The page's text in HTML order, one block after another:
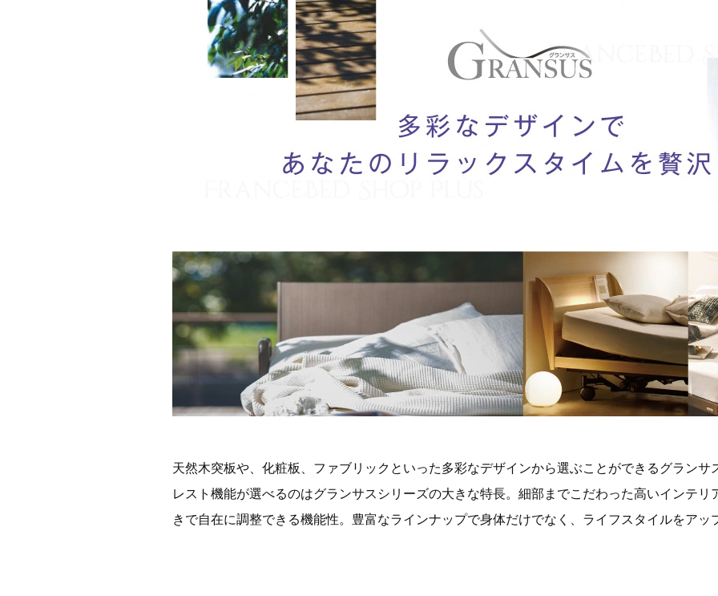
天然木突板や、化粧板、ファブリックといった多彩なデザインから選ぶことができるグランサ
レスト機能が選べるのはグランサスシリーズの大きな特長。細部までこだわった高いインテリ
きで自在に調整できる機能性。豊富なラインナップで身体だけでなく、ライフスタイルをアッ